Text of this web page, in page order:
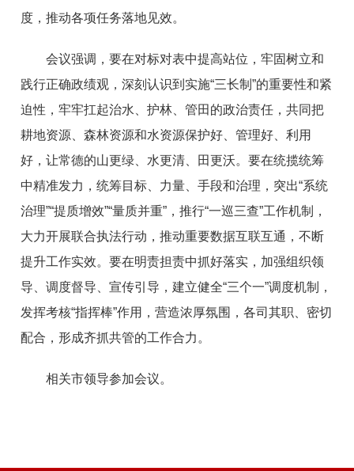
度，推动各项任务落地见效。
会议强调，要在对标对表中提高站位，牢固树立和
践行正确政绩观，深刻认识到实施“三长制”的重要性和紧
迫性，牢牢扛起治水、护林、管田的政治责任，共同把
耕地资源、森林资源和水资源保护好、管理好、利用
好，让常德的山更绿、水更清、田更沃。要在统揽统筹
中精准发力，统筹目标、力量、手段和治理，突出“系统
治理”“提质增效”“量质并重”，推行“一巡三查”工作机制，
大力开展联合执法行动，推动重要数据互联互通，不断
提升工作实效。要在明责担责中抓好落实，加强组织领
导、调度督导、宣传引导，建立健全“三个一”调度机制，
发挥考核“指挥棒”作用，营造浓厚氛围，各司其职、密切
配合，形成齐抓共管的工作合力。
相关市领导参加会议。